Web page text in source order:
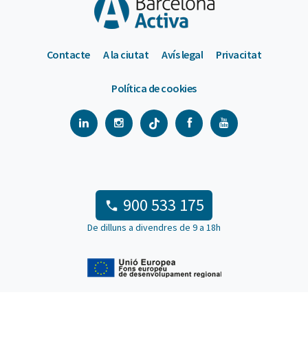
Contacte A la ciutat Avís legal Privacitat
Política de cookies
900 533 175
De dilluns a divendres de 9 a 18h